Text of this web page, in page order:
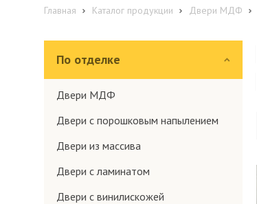
Главная Каталог продукции Двери МДФ
По отделке
Двери МДФ
Двери с порошковым напылением
Двери из массива
Двери с ламинатом
Двери с винилискожей